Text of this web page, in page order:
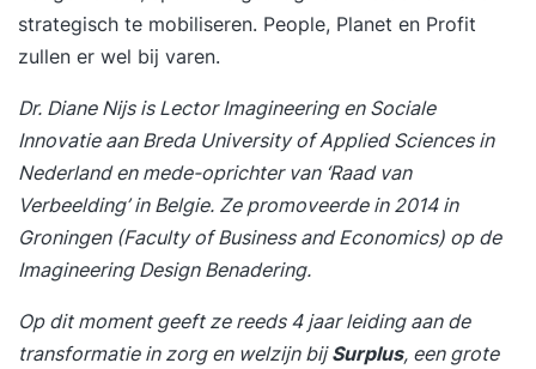
strategisch te mobiliseren. People, Planet en Profit
zullen er wel bij varen.
Dr. Diane Nijs is Lector Imagineering en Sociale
Innovatieaan Breda University of Applied Sciences in
Nederland en mede-oprichter van ‘Raad van
Verbeelding’ in Belgie. Ze promoveerde in 2014 in
Groningen (Faculty of Business and Economics) op de
Imagineering Design Benadering.
Op dit moment geeft ze reeds 4 jaar leiding aan de
transformatie in zorg en welzijn bijSurplus, een grote